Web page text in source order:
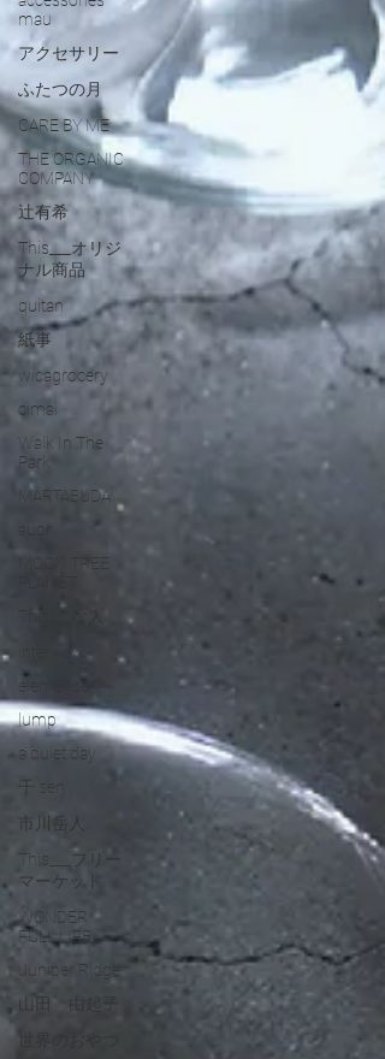
mau
アクセサリー
ふたつの月
CARE BY ME
THE ORGANIC
COMPANY
辻有希
This___オリジ
ナル商品
quitan
紙事
wicagrocery
cimai
Walk In The
Park
MARTABUDA
auor
MOON TREE
This___な人
interview
elemense
lump
a quiet day
千 sen
市川岳人
This___フリー
マーケット
WONDER
FULL LIFE
Juniper Ridge
山田 由起子
世界のおやつ